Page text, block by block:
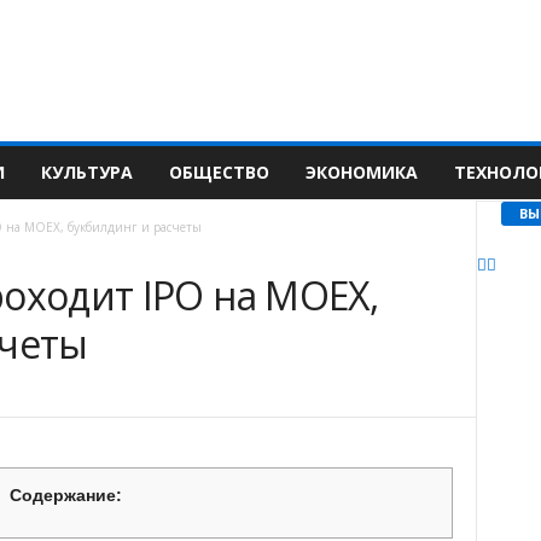
КУЛЬТУРА ОБЩЕСТВО ЭКОНОМИКА
на MOEX, букбилдинг и расчеты
IPO на MOEX,
Содержание: